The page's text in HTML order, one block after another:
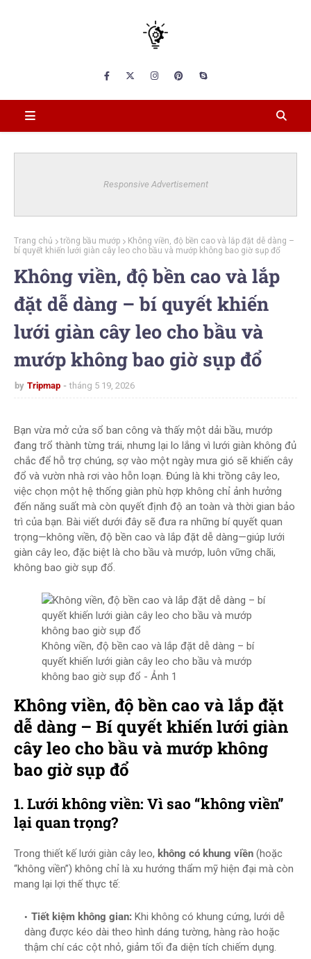
Responsive Advertisement
Trang chủ trồng bầu mướp
Không viền, độ bền cao và lắp đặt dễ dàng –
bí quyết khiến lưới giàn cây leo cho bầu và mướp không bao giờ sụp đổ
Không viền, độ bền cao và lắp
đặt dễ dàng – bí quyết khiến
lưới giàn cây leo cho bầu và
mướp không bao giờ sụp đổ
by Tripmap tháng 5 19, 2026
Bạn vừa mở cửa sổ ban công và thấy một dải bầu, mướp
đang trổ thành từng trái, nhưng lại lo lắng vì lưới giàn không đủ
chắc để hỗ trợ chúng, sợ vào một ngày mưa gió sẽ khiến cây
đổ và vườn nhà rơi vào hỗn loạn. Đúng là khi trồng cây leo,
việc chọn một hệ thống giàn phù hợp không chỉ ảnh hưởng
đến năng suất mà còn quyết định độ an toàn và thời gian bảo
trì của bạn. Bài viết dưới đây sẽ đưa ra những bí quyết quan
trọng—không viền, độ bền cao và lắp đặt dễ dàng—giúp lưới
giàn cây leo, đặc biệt là cho bầu và mướp, luôn vững chãi,
không bao giờ sụp đổ.
Không viền, độ bền cao và lắp đặt dễ dàng – bí
quyết khiến lưới giàn cây leo cho bầu và mướp
không bao giờ sụp đổ - Ảnh 1
Không viền, độ bền cao và lắp đặt
dễ dàng – Bí quyết khiến lưới giàn
cây leo cho bầu và mướp không
bao giờ sụp đổ
1. Lưới không viền: Vì sao “không viền”
lại quan trọng?
Trong thiết kế lưới giàn cây leo, không có khung viền (hoặc
“không viền”) không chỉ là xu hướng thẩm mỹ hiện đại mà còn
mang lại lợi thế thực tế:
Tiết kiệm không gian: Khi không có khung cứng, lưới dễ
dàng được kéo dài theo hình dáng tường, hàng rào hoặc
thậm chí các cột nhỏ, giảm tối đa diện tích chiếm dụng.